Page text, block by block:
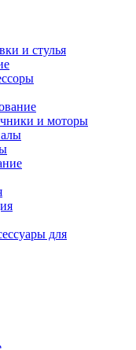
и стулья
и моторы
для